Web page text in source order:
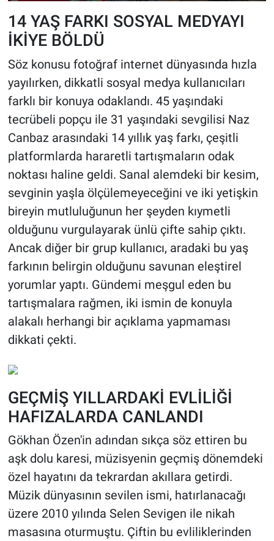
14 YAŞ FARKI SOSYAL MEDYAYI
İKİYE BÖLDÜ
Söz konusu fotoğraf internet dünyasında hızla
yayılırken, dikkatli sosyal medya kullanıcıları
farklı bir konuya odaklandı. 45 yaşındaki
tecrübeli popçu ile 31 yaşındaki sevgilisi Naz
Canbaz arasındaki 14 yıllık yaş farkı, çeşitli
platformlarda hararetli tartışmaların odak
noktası haline geldi. Sanal alemdeki bir kesim,
sevginin yaşla ölçülemeyeceğini ve iki yetişkin
bireyin mutluluğunun her şeyden kıymetli
olduğunu vurgulayarak ünlü çifte sahip çıktı.
Ancak diğer bir grup kullanıcı, aradaki bu yaş
farkının belirgin olduğunu savunan eleştirel
yorumlar yaptı. Gündemi meşgul eden bu
tartışmalara rağmen, iki ismin de konuyla
alakalı herhangi bir açıklama yapmaması
dikkati çekti.
GEÇMİŞ YILLARDAKİ EVLİLİĞİ
HAFIZALARDA CANLANDI
Gökhan Özen'in adından sıkça söz ettiren bu
aşk dolu karesi, müzisyenin geçmiş dönemdeki
özel hayatını da tekrardan akıllara getirdi.
Müzik dünyasının sevilen ismi, hatırlanacağı
üzere 2010 yılında Selen Sevigen ile nikah
masasına oturmuştu. Çiftin bu evliliklerinden